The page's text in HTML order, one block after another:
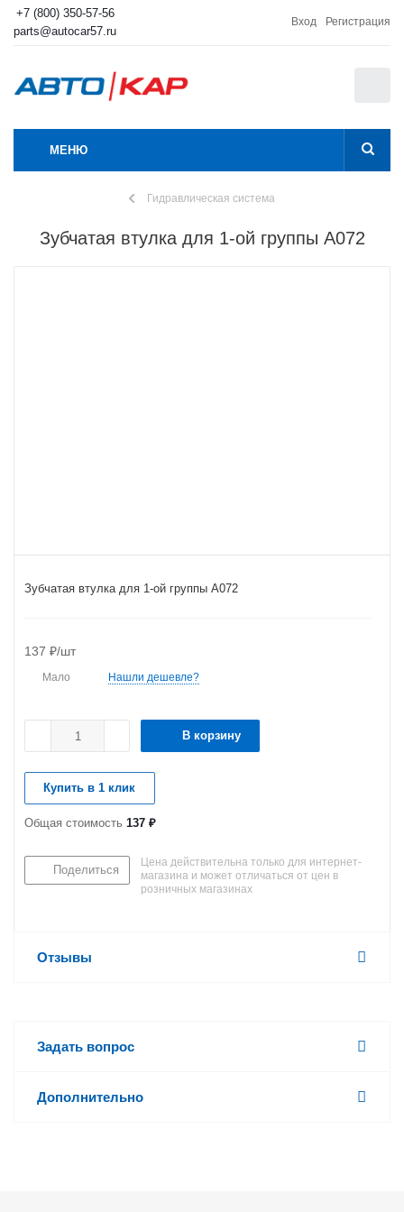
+7 (800) 350-57-56
parts@autocar57.ru
Вход Регистрация
МЕНЮ
Гидравлическая система
Зубчатая втулка для 1-ой группы А072
Зубчатая втулка для 1-ой группы А072
137 ₽/шт
Мало Нашли дешевле?
В корзину
Купить в 1 клик
Общая стоимость 137 ₽
Поделиться
Цена действительна только для интернет-
магазина и может отличаться от цен в
розничных магазинах
Отзывы
Задать вопрос
Дополнительно